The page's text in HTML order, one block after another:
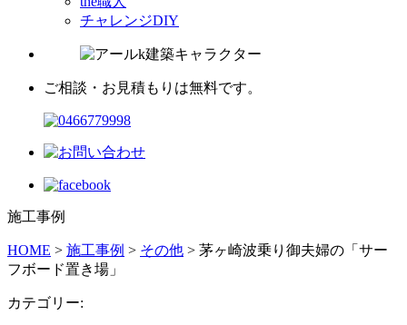
チャレンジDIY
ご相談・お見積もりは無料です。
施工事例
HOME > 施工事例 > その他 > 茅ヶ崎波乗り御夫婦の「サー
フボード置き場」
カテゴリー: